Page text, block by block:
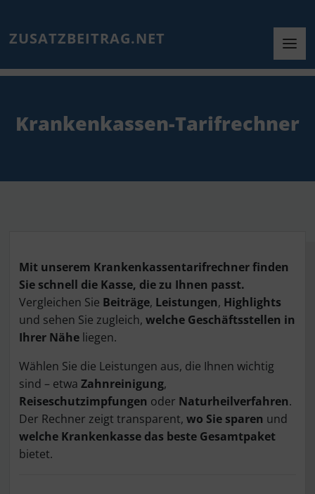
ZUSATZBEITRAG.NET
Krankenkassen-Tarifrechner
Mit unserem Krankenkassentarifrechner finden
Sie schnell die Kasse, die zu Ihnen passt.
Vergleichen Sie Beiträge, Leistungen, Highlights
und sehen Sie zugleich, welche Geschäftsstellen in
Ihrer Nähe liegen.
Wählen Sie die Leistungen aus, die Ihnen wichtig
sind – etwa Zahnreinigung,
Reiseschutzimpfungen oder Naturheilverfahren.
Der Rechner zeigt transparent, wo Sie sparen und
welche Krankenkasse das beste Gesamtpaket
bietet.